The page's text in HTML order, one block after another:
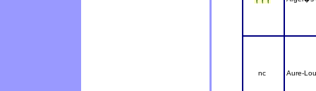
nc Aure-